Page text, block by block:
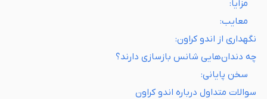
مزایا:
معایب:
نگهداری از اندو کراون:
چه دندان‌هایی شانس بازسازی دارند؟
سخن پایانی:
سوالات متداول درباره اندو کراون